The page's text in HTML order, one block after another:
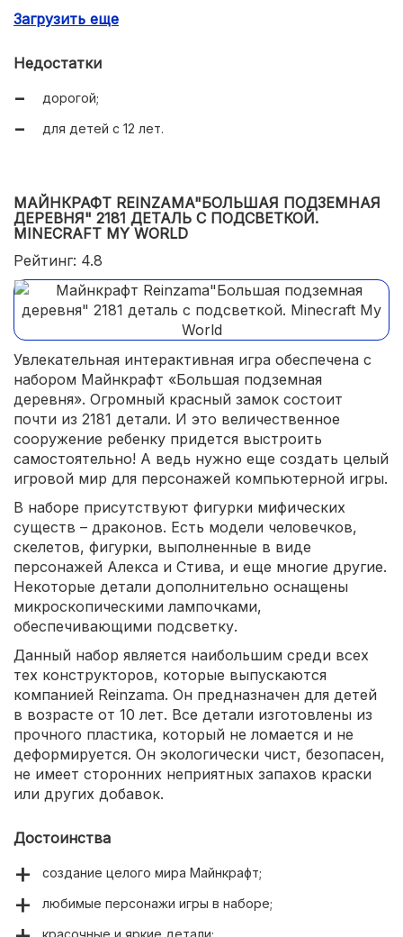
Загрузить еще
Недостатки
дорогой;
для детей с 12 лет.
МАЙНКРАФТ REINZAMA"БОЛЬШАЯ ПОДЗЕМНАЯ
ДЕРЕВНЯ" 2181 ДЕТАЛЬ С ПОДСВЕТКОЙ.
MINECRAFT MY WORLD
Рейтинг: 4.8
Увлекательная интерактивная игра обеспечена с
набором Майнкрафт «Большая подземная
деревня». Огромный красный замок состоит
почти из 2181 детали. И это величественное
сооружение ребенку придется выстроить
самостоятельно! А ведь нужно еще создать целый
игровой мир для персонажей компьютерной игры.
В наборе присутствуют фигурки мифических
существ – драконов. Есть модели человечков,
скелетов, фигурки, выполненные в виде
персонажей Алекса и Стива, и еще многие другие.
Некоторые детали дополнительно оснащены
микроскопическими лампочками,
обеспечивающими подсветку.
Данный набор является наибольшим среди всех
тех конструкторов, которые выпускаются
компанией Reinzama. Он предназначен для детей
в возрасте от 10 лет. Все детали изготовлены из
прочного пластика, который не ломается и не
деформируется. Он экологически чист, безопасен,
не имеет сторонних неприятных запахов краски
или других добавок.
Достоинства
создание целого мира Майнкрафт;
любимые персонажи игры в наборе;
красочные и яркие детали;